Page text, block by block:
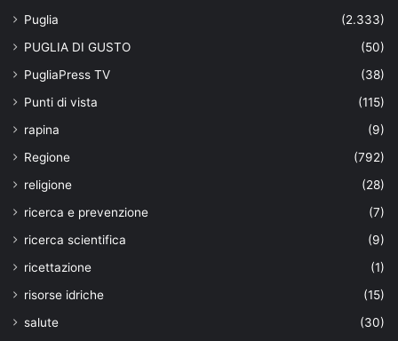
Puglia
(2.333)
PUGLIA DI GUSTO
(50)
PugliaPress TV
(38)
Punti di vista
(115)
rapina
(9)
Regione
(792)
religione
(28)
ricerca e prevenzione
(7)
ricerca scientifica
(9)
ricettazione
(1)
risorse idriche
(15)
salute
(30)